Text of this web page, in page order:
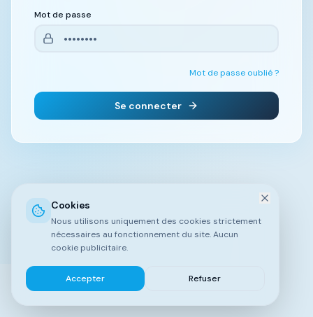
Mot de passe
Mot de passe oublié ?
Se connecter
Cookies
Nous utilisons uniquement des cookies strictement
nécessaires au fonctionnement du site. Aucun
cookie publicitaire.
Accepter Refuser